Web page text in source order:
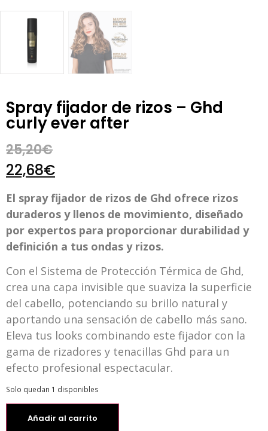
Spray fijador de rizos – Ghd
curly ever after
25,20€
22,68€
El spray fijador de rizos de Ghd ofrece rizos
duraderos y llenos de movimiento, diseñado
por expertos para proporcionar durabilidad y
definición a tus ondas y rizos.
Con el Sistema de Protección Térmica de Ghd,
crea una capa invisible que suaviza la superficie
del cabello, potenciando su brillo natural y
aportando una sensación de cabello más sano.
Eleva tus looks combinando este fijador con la
gama de rizadores y tenacillas Ghd para un
efecto profesional espectacular.
Solo quedan 1 disponibles
Añadir al carrito